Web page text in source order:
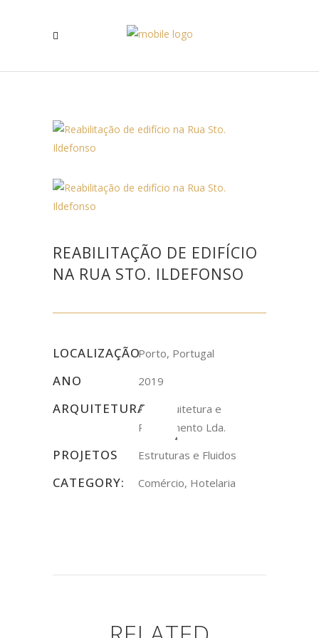
REABILITAÇÃO DE EDIFÍCIO
NA RUA STO. ILDEFONSO
LOCALIZAÇÃOPorto, Portugal
ANO 2019
ARQUITETURANN Arquitetura e
Planeamento Lda.
PROJETOS Estruturas e Fluidos
CATEGORY: Comércio, Hotelaria